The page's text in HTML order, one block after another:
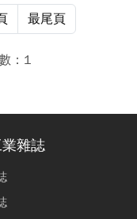
進行馬達設備診斷
問題。透過導入生
用本方案帶來能耗節
最尾頁
：1
雜誌